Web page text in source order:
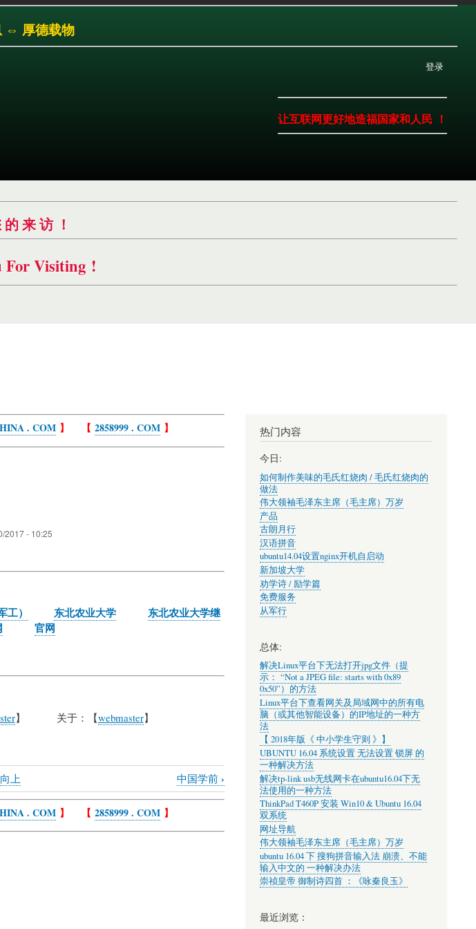
转
到
⇔ 厚德载物
登录
让互联网更好地造福国家和人民 ！
来 访 ！
For Visiting !
. COM 】 【 2858999 . COM 】
2017 - 10:25
） 东北农业大学
东北农业大学继
官网
】 关于：【webmaster】
向上 中国学前 ›
. COM 】 【 2858999 . COM 】
热门内容
今日:
如何制作美味的毛氏红烧肉 / 毛氏红烧肉的
做法
伟大领袖毛泽东主席（毛主席）万岁
产品
古朗月行
汉语拼音
ubuntu14.04设置nginx开机自启动
新加坡大学
劝学诗 / 励学篇
免费服务
从军行
总体:
解决Linux平台下无法打开jpg文件（提
示： “Not a JPEG file: starts with 0x89
0x50”）的方法
Linux平台下查看网关及局域网中的所有电
脑（或其他智能设备）的IP地址的一种方
法
【 2018年版《 中小学生守则 》】
UBUNTU 16.04 系统设置 无法设置 锁屏 的
一种解决方法
解决tp-link usb无线网卡在ubuntu16.04下无
法使用的一种方法
ThinkPad T460P 安装 Win10 & Ubuntu 16.04
双系统
网址导航
伟大领袖毛泽东主席（毛主席）万岁
ubuntu 16.04 下 搜狗拼音输入法 崩溃、不能
输入中文的 一种解决办法
崇祯皇帝 御制诗四首 ：《咏秦良玉》
最近浏览：